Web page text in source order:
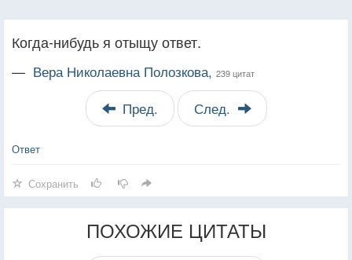
Когда-нибудь я отыщу ответ.
— Вера Николаевна Полозкова, 239 цитат
Пред. След.
Ответ
Сохранить
ПОХОЖИЕ ЦИТАТЫ